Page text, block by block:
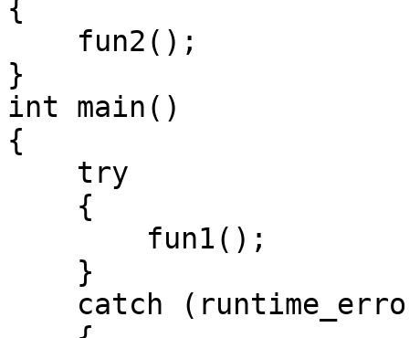
{
fun2();
}
int main()
{
try
{
fun1();
}
catch